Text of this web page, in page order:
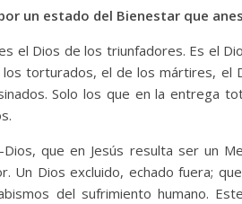
un estado del Bienestar que
el Dios de los triunfadores. Es el
los torturados, el de los mártires, el
Solo los que en la entrega
que en Jesús resulta ser un
Un Dios excluido, echado fuera;
del sufrimiento humano.